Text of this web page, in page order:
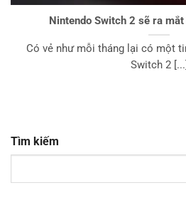
Nintendo Switch 2 sẽ ra
Có vẻ như mỗi tháng lại có một
Switch 2 [...]
Tìm kiếm